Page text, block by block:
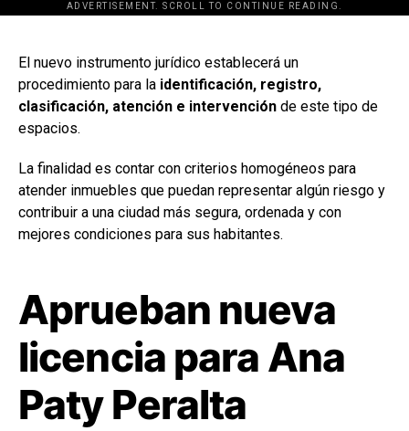
ADVERTISEMENT. SCROLL TO CONTINUE READING.
[adsforwp id="243463"]
El nuevo instrumento jurídico establecerá un
procedimiento para la identificación, registro,
clasificación, atención e intervención de este tipo de
espacios.
La finalidad es contar con criterios homogéneos para
atender inmuebles que puedan representar algún riesgo y
contribuir a una ciudad más segura, ordenada y con
mejores condiciones para sus habitantes.
Aprueban nueva
licencia para Ana
Paty Peralta